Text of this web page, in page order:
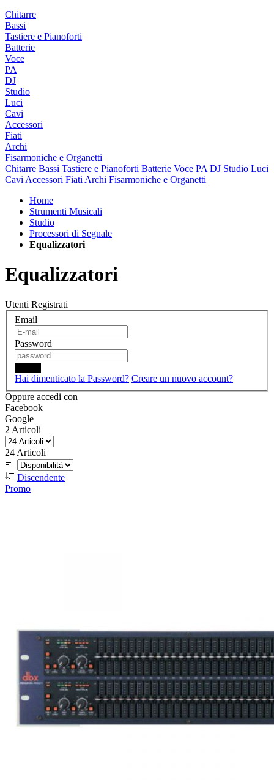
Chitarre
Bassi
Tastiere e Pianoforti
Batterie
Voce
PA
DJ
Studio
Luci
Cavi
Accessori
Fiati
Archi
Fisarmoniche e Organetti
Chitarre Bassi Tastiere e Pianoforti Batterie Voce PA DJ Studio Luci
Cavi Accessori Fiati Archi Fisarmoniche e Organetti
Home
Strumenti Musicali
Studio
Processori di Segnale
Equalizzatori
Equalizzatori
Utenti Registrati
Email
Password
Hai dimenticato la Password? Creare un nuovo account?
Oppure accedi con
Facebook
Google
2Articoli
24Articoli
Discendente
Promo